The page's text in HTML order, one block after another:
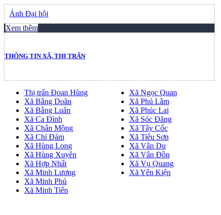
Ảnh Đại hội
Xem thêm
THÔNG TIN XÃ, THỊ TRẤN
Thị trấn Đoan Hùng
Xã Bằng Doãn
Xã Bằng Luân
Xã Ca Đình
Xã Chân Mộng
Xã Chí Đám
Xã Hùng Long
Xã Hùng Xuyên
Xã Hợp Nhất
Xã Minh Lương
Xã Minh Phú
Xã Minh Tiến
Xã Ngọc Quan
Xã Phú Lâm
Xã Phúc Lai
Xã Sóc Đăng
Xã Tây Cốc
Xã Tiêu Sơn
Xã Vân Du
Xã Vân Đồn
Xã Vụ Quang
Xã Yên Kiện